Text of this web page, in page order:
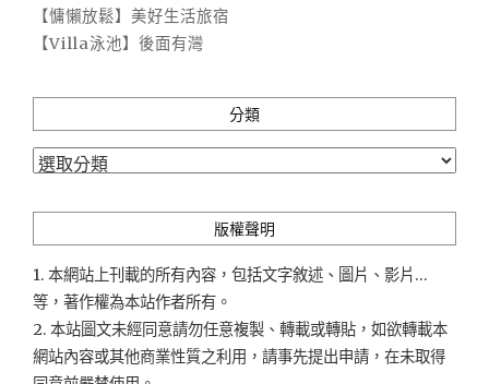
【慵懶放鬆】美好生活旅宿
【Villa泳池】後面有灣
分類
分
版權聲明
1. 本網站上刊載的所有內容，包括文字敘述、圖片、影片...
等，著作權為本站作者所有。
2. 本站圖文未經同意請勿任意複製、轉載或轉貼，如欲轉載本
網站內容或其他商業性質之利用，請事先提出申請，在未取得